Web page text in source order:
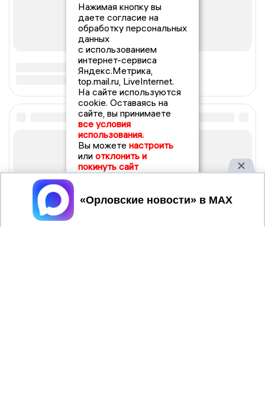
Нажимая кнопку вы
даете согласие на
обработку персональных
данных
с использованием
интернет-сервиса
Яндекс.Метрика,
top.mail.ru, LiveInternet.
На сайте используются
cookie. Оставаясь на
сайте, вы принимаете
все условия
использования.
Вы можете настроить
или отклонить и
покинуть сайт
Принять